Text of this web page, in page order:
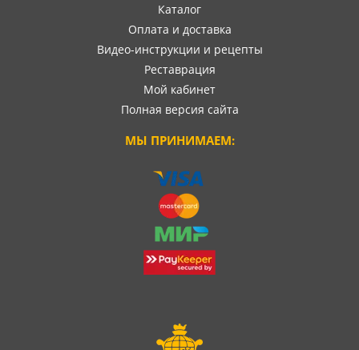
Каталог
Оплата и доставка
Видео-инструкции и рецепты
Реставрация
Мой кабинет
Полная версия сайта
МЫ ПРИНИМАЕМ: